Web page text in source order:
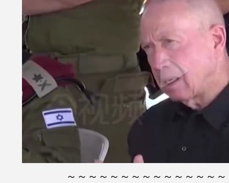
～～～～～～～～～～～～～～